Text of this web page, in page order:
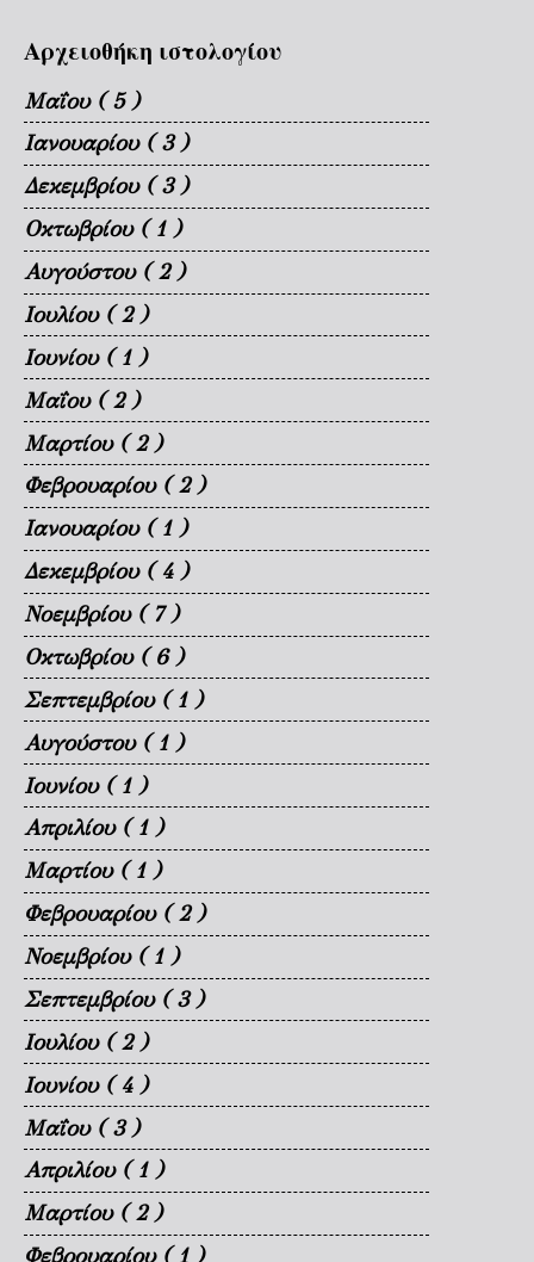
Αρχειοθήκη ιστολογίου
Μαΐου ( 5 )
Ιανουαρίου ( 3 )
Δεκεμβρίου ( 3 )
Οκτωβρίου ( 1 )
Αυγούστου ( 2 )
Ιουλίου ( 2 )
Ιουνίου ( 1 )
Μαΐου ( 2 )
Μαρτίου ( 2 )
Φεβρουαρίου ( 2 )
Ιανουαρίου ( 1 )
Δεκεμβρίου ( 4 )
Νοεμβρίου ( 7 )
Οκτωβρίου ( 6 )
Σεπτεμβρίου ( 1 )
Αυγούστου ( 1 )
Ιουνίου ( 1 )
Απριλίου ( 1 )
Μαρτίου ( 1 )
Φεβρουαρίου ( 2 )
Νοεμβρίου ( 1 )
Σεπτεμβρίου ( 3 )
Ιουλίου ( 2 )
Ιουνίου ( 4 )
Μαΐου ( 3 )
Απριλίου ( 1 )
Μαρτίου ( 2 )
Φεβρουαρίου ( 1 )